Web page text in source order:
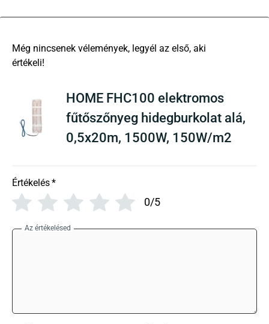
HOME FHC100 elektromos
fűtőszőnyeg hidegburkolat alá,
0,5x20m, 1500W, 150W/m2
Értékelés*
0/5
Az értékelésed